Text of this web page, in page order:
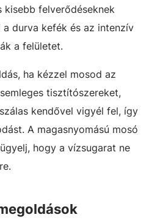
kisebb felverődéseknek
a durva kefék és az intenzív
a felületet.
ha kézzel mosod az
tisztítószereket,
kendővel vigyél fel, így
A magasnyomású mosó
hogy a vízsugarat ne